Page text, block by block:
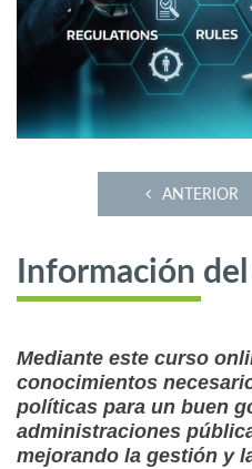
ANTERIOR
Información
Mediante este curso
conocimientos
políticas para un buen
administraciones
mejorando la gestión y